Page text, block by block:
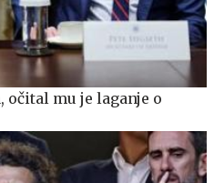
očital mu je laganje o